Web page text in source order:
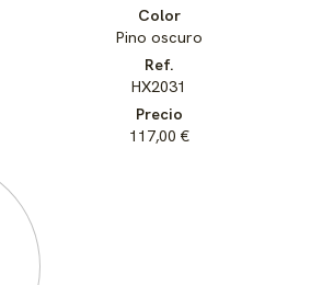
Color
Pino oscuro
Ref.
HX2031
Precio
117,00 €